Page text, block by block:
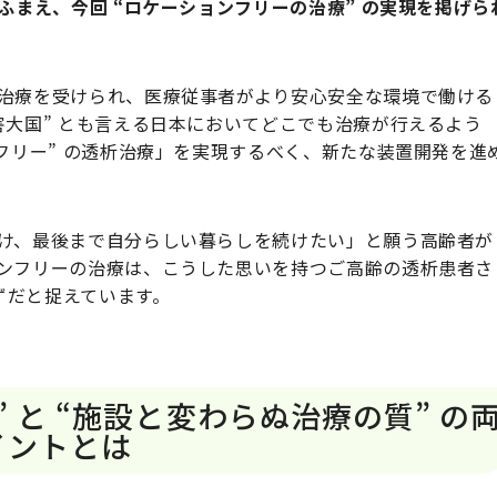
まえ、今回 “ロケーションフリーの治療” の実現を掲げら
を受けられ、医療従事者がより安心安全な環境で働ける
国” とも言える日本においてどこでも治療が行えるよう
ー” の透析治療」を実現するべく、新たな装置開発を進
最後まで自分らしい暮らしを続けたい」と願う高齢者が
リーの治療は、こうした思いを持つご高齢の透析患者さ
と捉えています。
と “施設と変わらぬ治療の質” の
トとは